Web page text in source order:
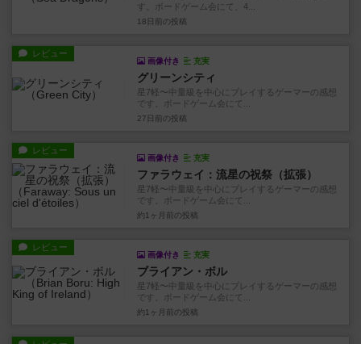
す。ボードゲーム会にて、4...
18日前 の投稿
レビュー
画像付き 充実
グリーンシティ
星7軽〜中量級を中心にプレイするゲーマーの感想
です。ボードゲーム会にて...
27日前 の投稿
レビュー
画像付き 充実
ファラウェイ：流星の祝祭（拡張）
星7軽〜中量級を中心にプレイするゲーマーの感想
です。ボードゲーム会にて...
約1ヶ月前 の投稿
レビュー
画像付き 充実
ブライアン・ボル
星7軽〜中量級を中心にプレイするゲーマーの感想
です。ボードゲーム会にて...
約1ヶ月前 の投稿